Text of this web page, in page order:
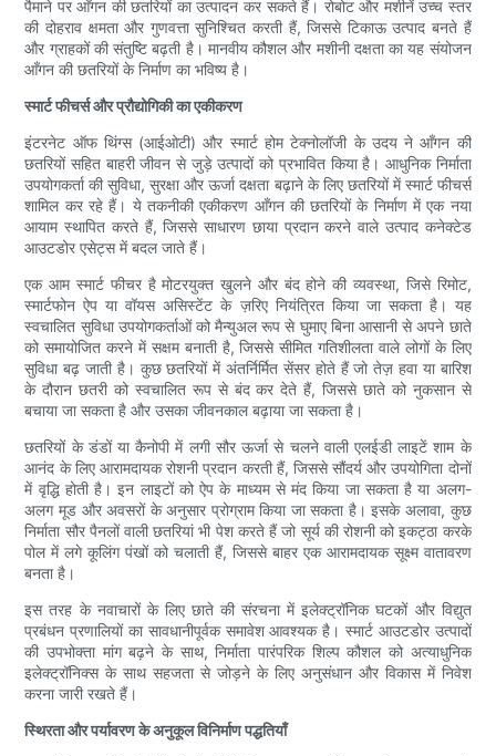
पैमाने पर आँगन की छतरियों का उत्पादन कर सकते हैं। रोबोट और मशीनें उच्च स्तर
की दोहराव क्षमता और गुणवत्ता सुनिश्चित करती हैं, जिससे टिकाऊ उत्पाद बनते हैं
और ग्राहकों की संतुष्टि बढ़ती है। मानवीय कौशल और मशीनी दक्षता का यह संयोजन
आँगन की छतरियों के निर्माण का भविष्य है।
स्मार्ट फीचर्स और प्रौद्योगिकी का एकीकरण
इंटरनेट ऑफ थिंग्स (आईओटी) और स्मार्ट होम टेक्नोलॉजी के उदय ने आँगन की
छतरियों सहित बाहरी जीवन से जुड़े उत्पादों को प्रभावित किया है। आधुनिक निर्माता
उपयोगकर्ता की सुविधा, सुरक्षा और ऊर्जा दक्षता बढ़ाने के लिए छतरियों में स्मार्ट फीचर्स
शामिल कर रहे हैं। ये तकनीकी एकीकरण आँगन की छतरियों के निर्माण में एक नया
आयाम स्थापित करते हैं, जिससे साधारण छाया प्रदान करने वाले उत्पाद कनेक्टेड
आउटडोर एसेट्स में बदल जाते हैं।
एक आम स्मार्ट फीचर है मोटरयुक्त खुलने और बंद होने की व्यवस्था, जिसे रिमोट,
स्मार्टफोन ऐप या वॉयस असिस्टेंट के ज़रिए नियंत्रित किया जा सकता है। यह
स्वचालित सुविधा उपयोगकर्ताओं को मैन्युअल रूप से घुमाए बिना आसानी से अपने छाते
को समायोजित करने में सक्षम बनाती है, जिससे सीमित गतिशीलता वाले लोगों के लिए
सुविधा बढ़ जाती है। कुछ छतरियों में अंतर्निर्मित सेंसर होते हैं जो तेज़ हवा या बारिश
के दौरान छतरी को स्वचालित रूप से बंद कर देते हैं, जिससे छाते को नुकसान से
बचाया जा सकता है और उसका जीवनकाल बढ़ाया जा सकता है।
छतरियों के डंडों या कैनोपी में लगी सौर ऊर्जा से चलने वाली एलईडी लाइटें शाम के
आनंद के लिए आरामदायक रोशनी प्रदान करती हैं, जिससे सौंदर्य और उपयोगिता दोनों
में वृद्धि होती है। इन लाइटों को ऐप के माध्यम से मंद किया जा सकता है या अलग-
अलग मूड और अवसरों के अनुसार प्रोग्राम किया जा सकता है। इसके अलावा, कुछ
निर्माता सौर पैनलों वाली छतरियां भी पेश करते हैं जो सूर्य की रोशनी को इकट्ठा करके
पोल में लगे कूलिंग पंखों को चलाती हैं, जिससे बाहर एक आरामदायक सूक्ष्म वातावरण
बनता है।
इस तरह के नवाचारों के लिए छाते की संरचना में इलेक्ट्रॉनिक घटकों और विद्युत
प्रबंधन प्रणालियों का सावधानीपूर्वक समावेश आवश्यक है। स्मार्ट आउटडोर उत्पादों
की उपभोक्ता मांग बढ़ने के साथ, निर्माता पारंपरिक शिल्प कौशल को अत्याधुनिक
इलेक्ट्रॉनिक्स के साथ सहजता से जोड़ने के लिए अनुसंधान और विकास में निवेश
करना जारी रखते हैं।
स्थिरता और पर्यावरण के अनुकूल विनिर्माण पद्धतियाँ